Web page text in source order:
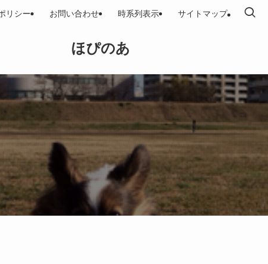
ほぴのあ
リシー お問い合わせ 時系列表示 サイトマップ